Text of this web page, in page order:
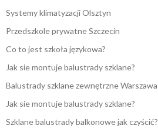
Systemy klimatyzacji Olsztyn
Przedszkole prywatne Szczecin
Co to jest szkoła językowa?
Jak sie montuje balustrady szklane?
Balustrady szklane zewnętrzne Warszawa
Jak sie montuje balustrady szklane?
Szklane balustrady balkonowe jak czyścić?